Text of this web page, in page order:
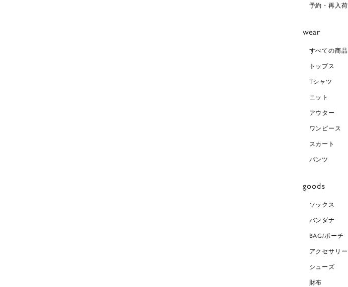
予約・再入荷
wear
すべての商品
トップス
Tシャツ
ニット
アウター
ワンピース
スカート
パンツ
goods
ソックス
バンダナ
BAG/ポーチ
アクセサリー
シューズ
財布